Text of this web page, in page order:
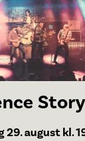
29. august kl.